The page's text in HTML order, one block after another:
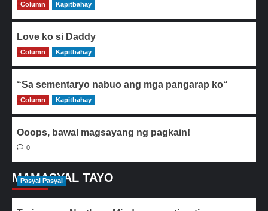
0
Column Kapitbahay
Love ko si Daddy
0
Column Kapitbahay
“Sa sementaryo nabuo ang mga pangarap ko“
0
Column Kapitbahay
Ooops, bawal magsayang ng pagkain!
0
MAMASYAL TAYO
Pasyal Pasyal